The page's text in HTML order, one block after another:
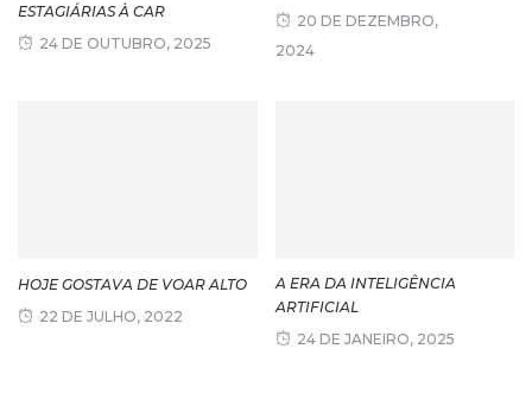
ESTAGIÁRIAS À CAR
24 DE OUTUBRO, 2025
20 DE DEZEMBRO,
2024
HOJE GOSTAVA DE VOAR ALTO
22 DE JULHO, 2022
A ERA DA INTELIGÊNCIA
ARTIFICIAL
24 DE JANEIRO, 2025